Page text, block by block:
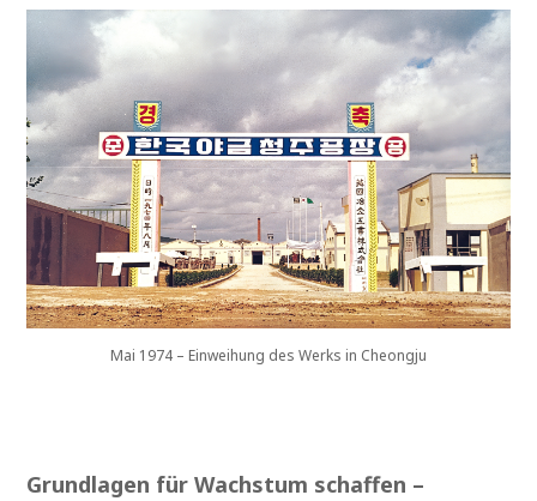
Mai 1974 – Einweihung des Werks in Cheongju
Grundlagen für Wachstum schaffen –